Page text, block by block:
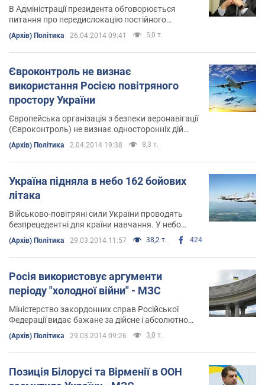
В Адміністрації президента обговорюється
питання про передислокацію постійного
представництва президента України в
Автономній республіці Крим в Херсон
(Архів) Політика 26.04.2014 09:41 5,0 т.
Євроконтроль не визнає
використання Росією повітряного
простору України
Європейська організація з безпеки аеронавігації
(Євроконтроль) не визнає односторонніх дій
Росії щодо порядку використання повітряного
простору України
(Архів) Політика 2.04.2014 19:38 8,3 т.
Україна підняла в небо 162 бойових
літака
Військово-повітряні сили України проводять
безпрецедентні для країни навчання. У небо
підняли 100 винищувачів, 23
бомбардувальника, 39 штурмовиків
(Архів) Політика 29.03.2014 11:57 38,2 т. 424
Росія використовує аргументи
періоду "холодної війни" - МЗС
Міністерство закордонних справ Російської
Федерації видає бажане за дійсне і абсолютно
дезінформує світову спільноту
(Архів) Політика 29.03.2014 09:26 3,0 т.
Позиція Білорусі та Вірменії в ООН